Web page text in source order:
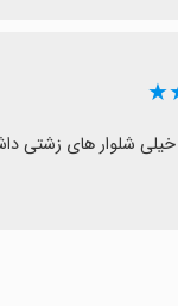
خیلی شلوار های زشتی